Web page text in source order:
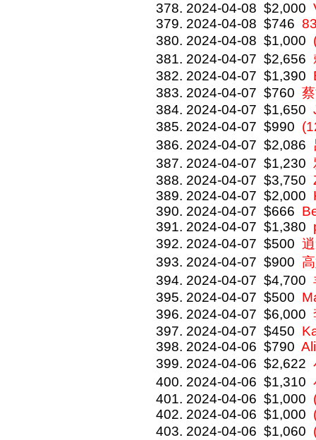
2024-04-08 $2,000
2024-04-08 $746
2024-04-08 $1,000
2024-04-07 $2,656
2024-04-07 $1,390
2024-04-07 $760
2024-04-07 $1,650
2024-04-07 $990
2024-04-07 $2,086
2024-04-07 $1,230
2024-04-07 $3,750
2024-04-07 $2,000
2024-04-07 $666
2024-04-07 $1,380
2024-04-07 $500
2024-04-07 $900
2024-04-07 $4,700
2024-04-07 $500
2024-04-07 $6,000
2024-04-07 $450
2024-04-06 $790
2024-04-06 $2,622
2024-04-06 $1,310
2024-04-06 $1,000
2024-04-06 $1,000
2024-04-06 $1,060